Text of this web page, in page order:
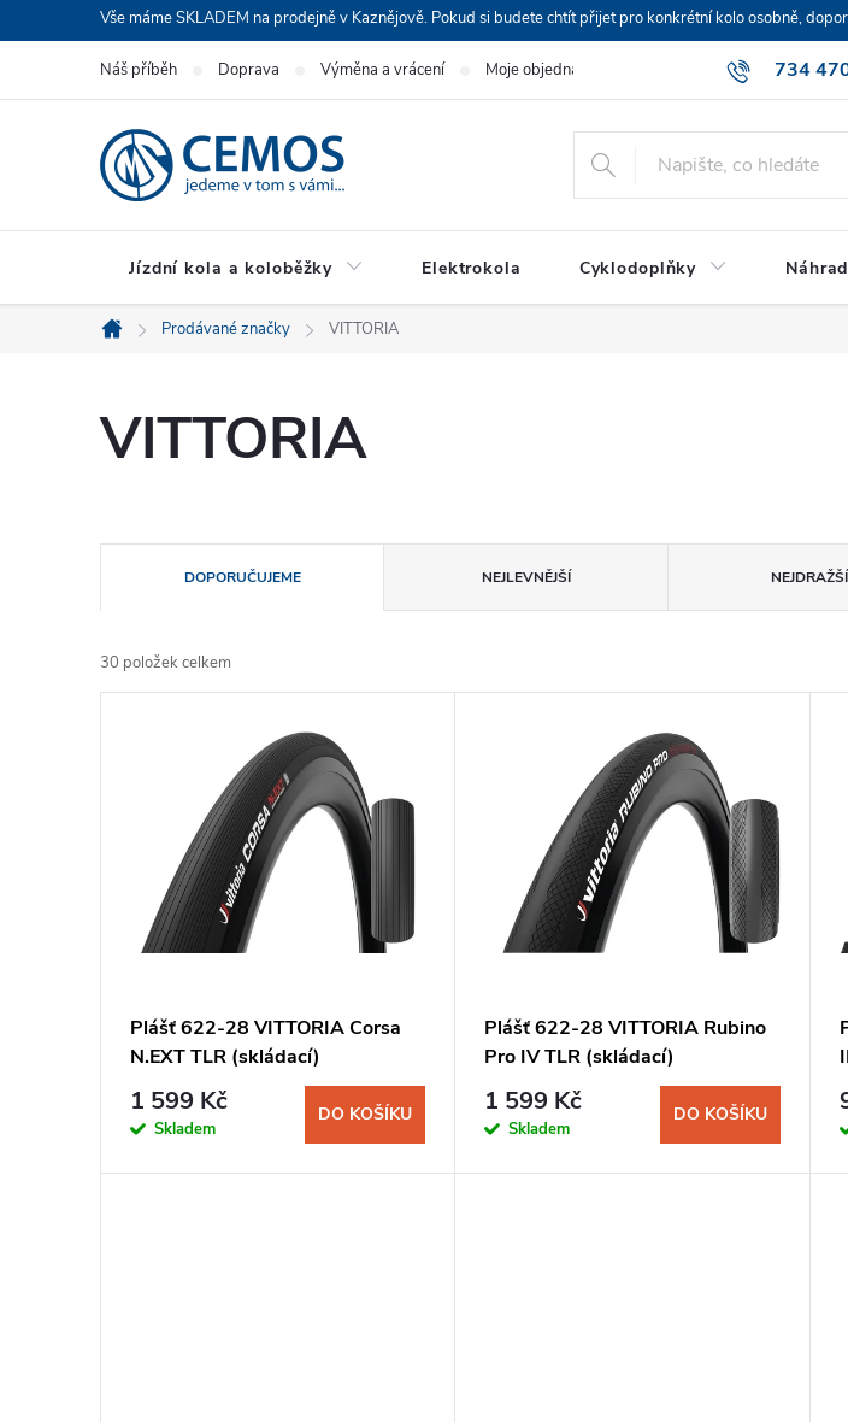
na
Vše máme SKLADEM na prodejně v Kaznějově. Pokud si budete chtít přijet pro konkrétní kolo osobně,
734
Náš příběh Doprava Výměna a vrácení Moje objednávka
Jízdní kola a koloběžky Elektrokola Cyklodoplňky
Domů
Prodávané značky VITTORIA
VITTORIA
a
z
u
DOPORUČUJEME NEJLEVNĚJŠÍ NEJDRAŽŠÍ
30 položek celkem
Plášť 622-28 VITTORIA Corsa
N.EXT TLR (skládací)
1 599 Kč
Skladem
DO KOŠÍKU
Plášť 622-28 VITTORIA Rubino
Pro IV TLR (skládací)
1 599 Kč
Skladem
DO KOŠÍKU